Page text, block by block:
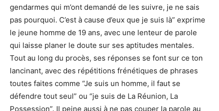
gendarmes qui m’ont demandé de les suivre, je ne sais
pas pourquoi. C’est à cause d’eux que je suis là” exprime
le jeune homme de 19 ans, avec une lenteur de parole
qui laisse planer le doute sur ses aptitudes mentales.
Tout au long du procès, ses réponses se font sur ce ton
lancinant, avec des répétitions frénétiques de phrases
toutes faites comme “Je suis un homme, il faut se
défendre tout seul” ou “je suis de La Réunion, La
Possession”. Il peine aussi à ne pas couper la parole au